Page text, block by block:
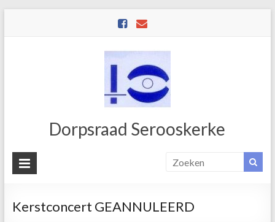
Dorpsraad Serooskerke
Kerstconcert GEANNULEERD